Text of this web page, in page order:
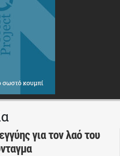
για τον λαό του